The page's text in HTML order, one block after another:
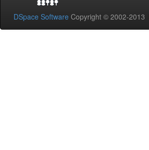
DSpace Software Copyright © 2002-2013